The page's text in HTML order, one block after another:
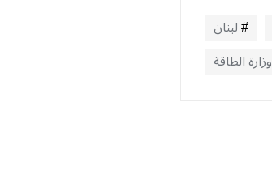
لبنان
وزارة الطاقة